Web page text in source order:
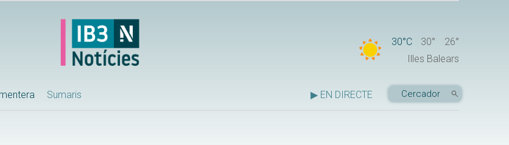
30°C 30°
26°
Illes Balears
Sumaris ▶ EN DIRECTE